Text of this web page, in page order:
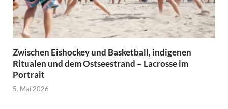
Zwischen Eishockey und Basketball, indigenen
Ritualen und dem Ostseestrand – Lacrosse im
Portrait
5. Mai 2026